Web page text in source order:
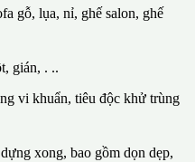
gỗ, lụa, nỉ, ghế salon, ghế
gián, . ..
vi khuẩn, tiêu độc khử trùng
xong, bao gồm dọn dẹp,